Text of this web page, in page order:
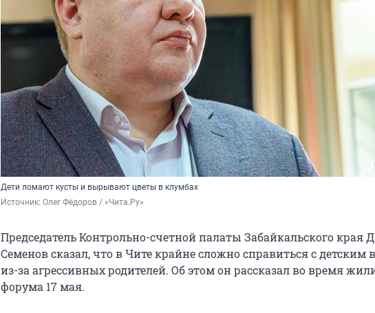
Дети ломают кусты и вырывают цветы в клумбах
Источник: Олег Фёдоров / «Чита.Ру»
Председатель Контрольно-счетной палаты Забайкальского края
Семенов сказал, что в Чите крайне сложно справиться с детским
из-за агрессивных родителей. Об этом он рассказал во время
форума 17 мая.